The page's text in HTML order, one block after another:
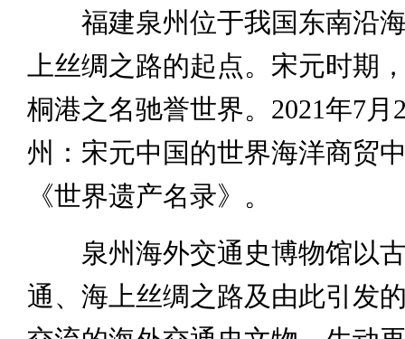
福建泉州位于我国东南沿海
上丝绸之路的起点。宋元时期
桐港之名驰誉世界。2021年7月
州：宋元中国的世界海洋商贸
《世界遗产名录》。
泉州海外交通史博物馆以古
通、海上丝绸之路及由此引发